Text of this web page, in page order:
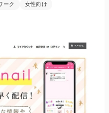
ーク 女性向け